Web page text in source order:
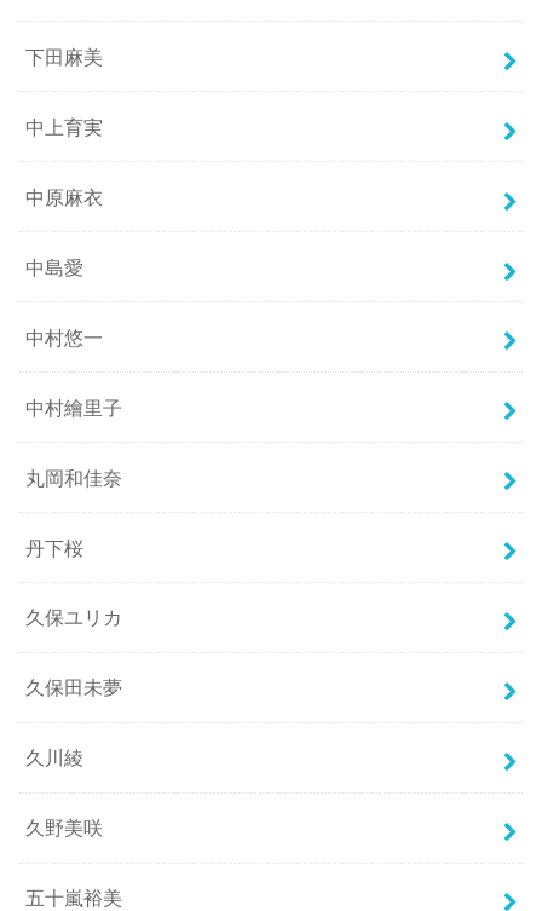
下田麻美
中上育実
中原麻衣
中島愛
中村悠一
中村繪里子
丸岡和佳奈
丹下桜
久保ユリカ
久保田未夢
久川綾
久野美咲
五十嵐裕美